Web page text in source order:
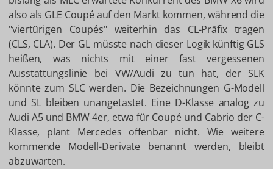
also als GLE Coupé auf den Markt kommen, während die
"viertürigen Coupés" weiterhin das CL-Präfix tragen
(CLS, CLA). Der GL müsste nach dieser Logik künftig GLS
heißen, was nichts mit einer fast vergessenen
Ausstattungslinie bei VW/Audi zu tun hat, der SLK
könnte zum SLC werden. Die Bezeichnungen G-Modell
und SL bleiben unangetastet. Eine D-Klasse analog zu
Audi A5 und BMW 4er, etwa für Coupé und Cabrio der C-
Klasse, plant Mercedes offenbar nicht. Wie weitere
kommende Modell-Derivate benannt werden, bleibt
abzuwarten.